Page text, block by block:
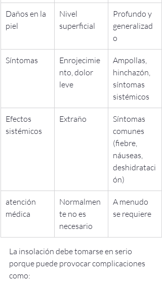
Daños en la
piel
Nivel
superficial
Profundo y
generalizad
o
Síntomas
Enrojecimie
nto, dolor
leve
Ampollas,
hinchazón,
síntomas
sistémicos
Efectos
sistémicos
Extraño
Síntomas
comunes
(fiebre,
náuseas,
deshidrataci
ón)
atención
médica
Normalmen
te no es
necesario
A menudo
se requiere
La insolación debe tomarse en serio
porque puede provocar complicaciones
como: